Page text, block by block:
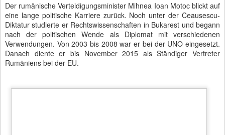
Der rumänische Verteidigungsminister Mihnea Ioan Motoc blickt auf
eine lange politische Karriere zurück. Noch unter der Ceausescu-
Diktatur studierte er Rechtswissenschaften in Bukarest und begann
nach der politischen Wende als Diplomat mit verschiedenen
Verwendungen. Von 2003 bis 2008 war er bei der UNO eingesetzt.
Danach diente er bis November 2015 als Ständiger Vertreter
Rumäniens bei der EU.